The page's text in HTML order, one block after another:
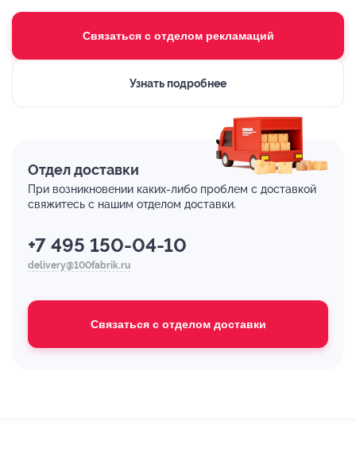
Связаться с отделом рекламаций
Узнать подробнее
Отдел доставки
При возникновении каких-либо проблем с доставкой
свяжитесь с нашим отделом доставки.
+7 495 150-04-10
delivery@100fabrik.ru
Связаться с отделом доставки